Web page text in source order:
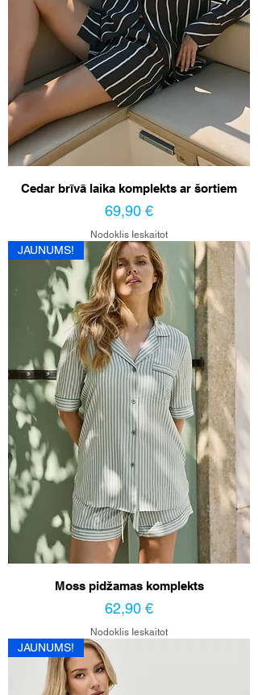
Cedar brīvā laika komplekts ar šortiem
Cena
69,90 €
Nodoklis Ieskaitot
JAUNUMS!
Moss pidžamas komplekts
Cena
62,90 €
Nodoklis Ieskaitot
JAUNUMS!